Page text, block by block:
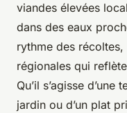
viandes élevées
dans des eaux
rythme des
régionales qui
Qu’il s’agisse
jardin ou d’un plat